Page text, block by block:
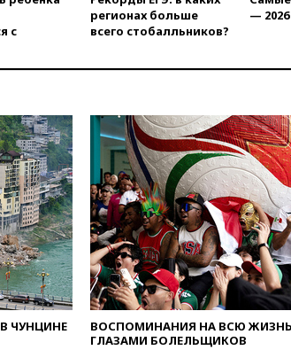
вчера, 22:35
продлил
станет
вчера, 22:20
гвардейскую
штурмовую
легендарной
вчера, 22:15
доклад о
вчера, 21:58
признала
РФ
Rights
с
регионах больше
всего стобалльников?
— 2026
ЧУНЦИНЕ
ВОСПОМИНАНИЯ НА ВСЮ
ГЛАЗАМИ БОЛЕЛЬЩИКОВ